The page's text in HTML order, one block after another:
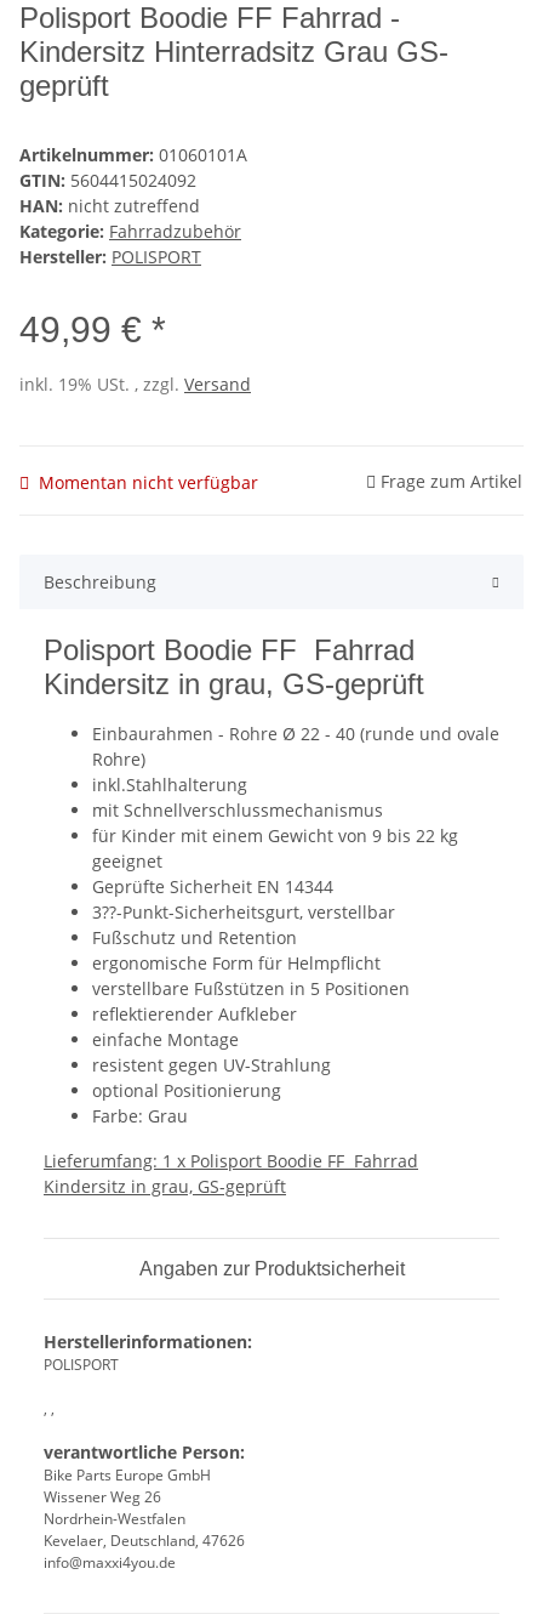
Polisport Boodie FF Fahrrad -
Kindersitz Hinterradsitz Grau GS-
geprüft
Artikelnummer: 01060101A
GTIN: 5604415024092
HAN: nicht zutreffend
Kategorie: Fahrradzubehör
Hersteller: POLISPORT
49,99 € *
inkl. 19% USt. , zzgl. Versand
Momentan nicht verfügbar Frage zum Artikel
Beschreibung
Polisport Boodie FF Fahrrad
Kindersitz in grau, GS-geprüft
Einbaurahmen - Rohre Ø 22 - 40 (runde und ovale
Rohre)
inkl.Stahlhalterung
mit Schnellverschlussmechanismus
für Kinder mit einem Gewicht von 9 bis 22 kg
geeignet
Geprüfte Sicherheit EN 14344
3??-Punkt-Sicherheitsgurt, verstellbar
Fußschutz und Retention
ergonomische Form für Helmpflicht
verstellbare Fußstützen in 5 Positionen
reflektierender Aufkleber
einfache Montage
resistent gegen UV-Strahlung
optional Positionierung
Farbe: Grau
Lieferumfang: 1 x Polisport Boodie FF Fahrrad
Kindersitz in grau, GS-geprüft
Angaben zur Produktsicherheit
Herstellerinformationen:
POLISPORT
, ,
verantwortliche Person:
Bike Parts Europe GmbH
Wissener Weg 26
Nordrhein-Westfalen
Kevelaer, Deutschland, 47626
info@maxxi4you.de